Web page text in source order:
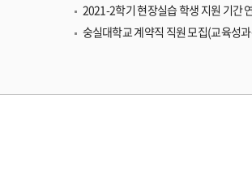
2021-2학기 현장실습 학생 지원 기간
숭실대학교 계약직 직원 모집(교육성